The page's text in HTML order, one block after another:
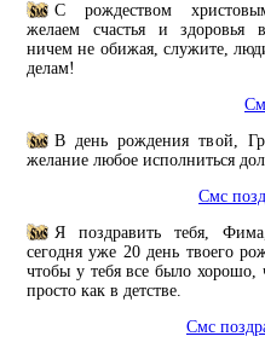
С рождеством
желаем счастья и здоровья
ничем не обижая, служите,
делам!
В день рождения твой,
желание любое исполниться
Смс
Я поздравить тебя,
сегодня уже 20 день твоего
чтобы у тебя все было хорошо,
просто как в детстве.
Смс